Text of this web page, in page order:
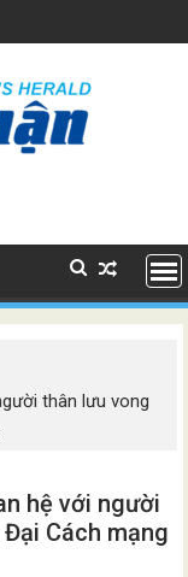
thân lưu vong
hệ với người
Cách mạng